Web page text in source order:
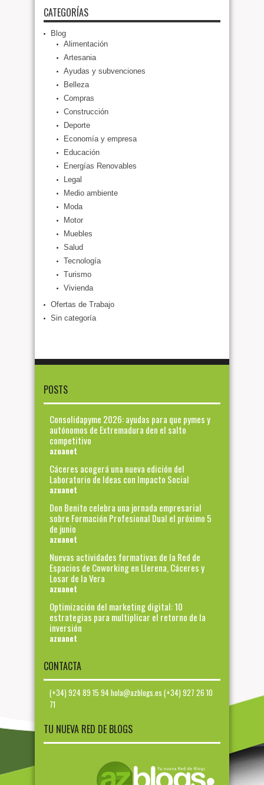
CATEGORÍAS
Blog
Alimentación
Artesania
Ayudas y subvenciones
Belleza
Compras
Construcción
Deporte
Economía y empresa
Educación
Energías Renovables
Legal
Medio ambiente
Moda
Motor
Muebles
Salud
Tecnología
Turismo
Vivienda
Ofertas de Trabajo
Sin categoría
POSTS
Consolidapyme 2026: ayudas para que pymes y
autónomos de Extremadura den el salto
competitivo
azuanet
Cáceres acogerá una nueva edición del
Laboratorio de Ideas con Impacto Social
azuanet
Don Benito celebra una jornada empresarial
sobre Formación Profesional Dual el próximo 5
de junio
azuanet
Nuevas actividades formativas de la Red de
Espacios de Coworking en Llerena, Cáceres y
Losar de la Vera
azuanet
Optimización del marketing digital: 10
estrategias para multiplicar el retorno de la
inversión
azuanet
CONTACTA
(+34) 924 89 15 94 hola@azblogs.es (+34) 927 26 10
71
TU NUEVA RED DE BLOGS